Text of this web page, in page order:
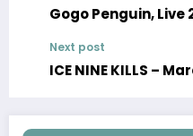
Gogo Penguin, Live
Next post
ICE NINE KILLS –